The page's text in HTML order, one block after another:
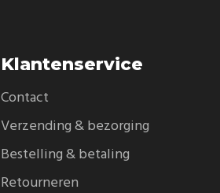
Klantenservice
Contact
Verzending & bezorging
Bestelling & betaling
Retourneren